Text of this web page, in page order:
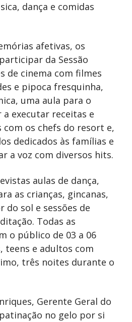
dança e comidas
afetivas, os
da Sessão
de cinema com filmes
e pipoca fresquinha,
uma aula para o
executar receitas e
com os chefs do resort e,
dedicados às famílias e
a voz com diversos hits.
aulas de dança,
as crianças, gincanas,
do sol e sessões de
Todas as
o público de 03 a 06
teens e adultos com
três noites durante o
Gerente Geral do
no gelo por si